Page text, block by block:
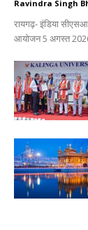
Ravindra Singh
रायगढ़- इंडिया
आयोजन 5 अगस्त 2026